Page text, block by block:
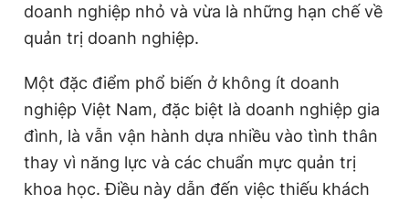
doanh nghiệp nhỏ và vừa là những hạn chế về
quản trị doanh nghiệp.
Một đặc điểm phổ biến ở không ít doanh
nghiệp Việt Nam, đặc biệt là doanh nghiệp gia
đình, là vẫn vận hành dựa nhiều vào tình thân
thay vì năng lực và các chuẩn mực quản trị
khoa học. Điều này dẫn đến việc thiếu khách